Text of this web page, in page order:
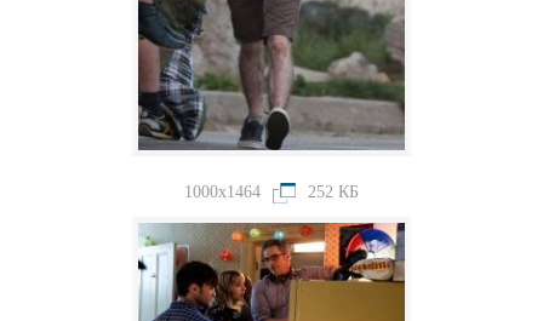
1000x1464 252 КБ